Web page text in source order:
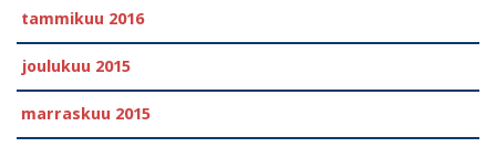
tammikuu 2016
joulukuu 2015
marraskuu 2015